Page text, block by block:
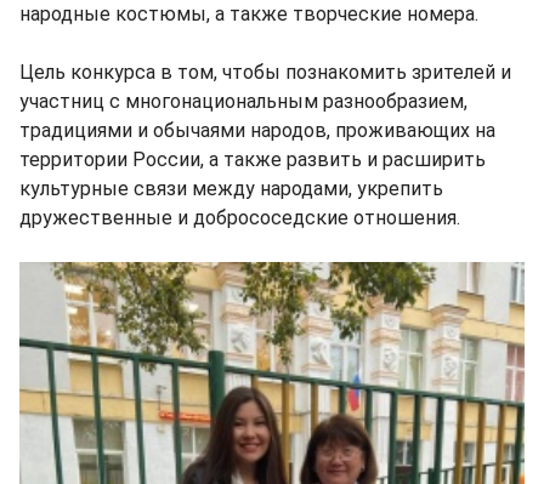
народные костюмы, а также творческие номера.
Цель конкурса в том, чтобы познакомить зрителей и
участниц с многонациональным разнообразием,
традициями и обычаями народов, проживающих на
территории России, а также развить и расширить
культурные связи между народами, укрепить
дружественные и добрососедские отношения.